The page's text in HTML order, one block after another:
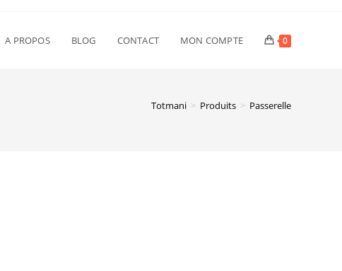
A PROPOS BLOG CONTACT MON COMPTE 0
Totmani > Produits > Passerelle